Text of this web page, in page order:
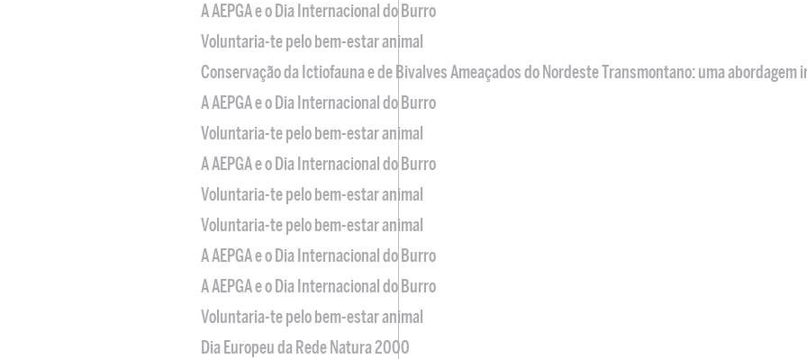
A AEPGA e o Dia Internacional do Burro
Voluntaria-te pelo bem-estar animal
Conservação da Ictiofauna e de Bivalves Ameaçados do Nordeste Transmontano: uma abordagem
A AEPGA e o Dia Internacional do Burro
Voluntaria-te pelo bem-estar animal
A AEPGA e o Dia Internacional do Burro
Voluntaria-te pelo bem-estar animal
Voluntaria-te pelo bem-estar animal
A AEPGA e o Dia Internacional do Burro
A AEPGA e o Dia Internacional do Burro
Voluntaria-te pelo bem-estar animal
Dia Europeu da Rede Natura 2000